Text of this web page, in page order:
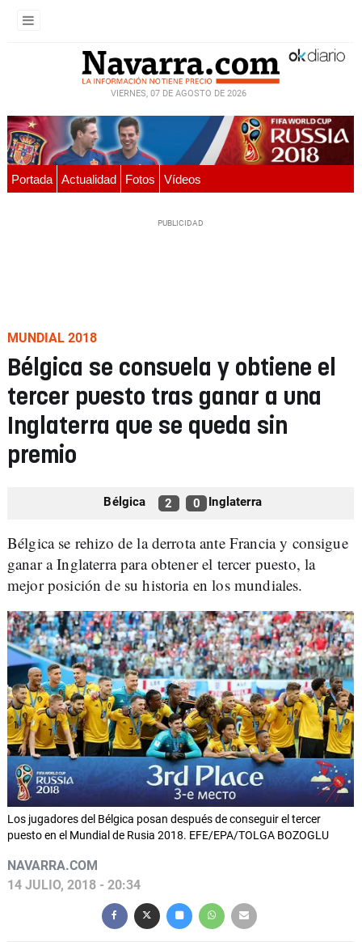
VIERNES, 07 DE AGOSTO DE 2026
Portada Actualidad Fotos Vídeos
MUNDIAL 2018
Bélgica se consuela y obtiene el
tercer puesto tras ganar a una
Inglaterra que se queda sin
premio
Bélgica 2 0 Inglaterra
Bélgica se rehizo de la derrota ante Francia y consigue
ganar a Inglaterra para obtener el tercer puesto, la
mejor posición de su historia en los mundiales.
Los jugadores del Bélgica posan después de conseguir el tercer
puesto en el Mundial de Rusia 2018. EFE/EPA/TOLGA BOZOGLU
NAVARRA.COM
14 JULIO, 2018 - 20:34